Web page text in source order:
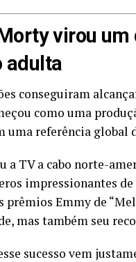
virou
adulta
conseguiram
como uma
uma referência global
a TV a cabo norte-
impressionantes
Emmy de
mas também seu
sucesso vem